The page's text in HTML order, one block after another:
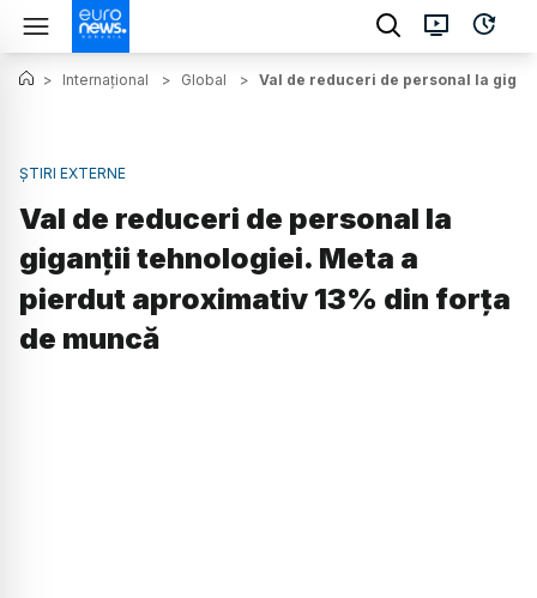
> Internațional > Global > Val de reduceri de personal la
ȘTIRI EXTERNE
Val de reduceri de personal la
giganţii tehnologiei. Meta a
pierdut aproximativ 13% din forţa
de muncă